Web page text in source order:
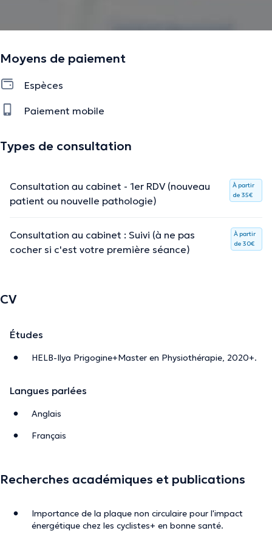
Moyens de paiement
Espèces
Paiement mobile
Types de consultation
Consultation au cabinet - 1er RDV (nouveau
patient ou nouvelle pathologie)
À partir
de 35€
Consultation au cabinet : Suivi (à ne pas
cocher si c'est votre première séance)
À partir
de 30€
CV
Études
HELB-Ilya Prigogine+Master en Physiothérapie, 2020+.
Langues parlées
Anglais
Français
Recherches académiques et publications
Importance de la plaque non circulaire pour l'impact
énergétique chez les cyclistes+ en bonne santé.